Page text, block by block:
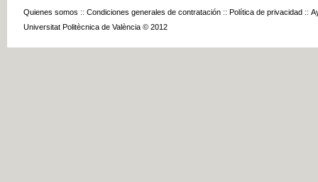
Quienes somos :: Condiciones generales de contratación :: Política de privacidad ::
Universitat Politècnica de València © 2012